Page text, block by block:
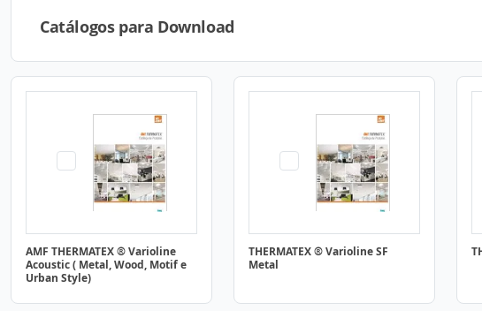
Catálogos para Download
AMF THERMATEX ® Varioline
Acoustic ( Metal, Wood, Motif e
Urban Style)
THERMATEX ® Varioline SF
Metal